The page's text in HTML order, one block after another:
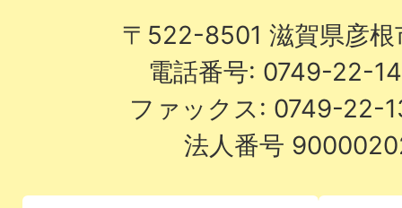
〒522-8501 滋賀県彦
電話番号: 0749-22-
ファックス: 0749-22-
法人番号